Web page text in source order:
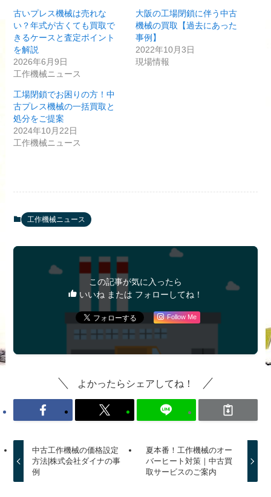
古いプレス機械は売れな
い？年式が古くても買取で
きるケースと査定ポイント
を解説
2026年6月9日
工作機械ニュース
大阪の工場閉鎖に伴う中古
機械の買取【過去にあった
事例】
2022年10月3日
現場情報
工場閉鎖でお困りの方！中
古プレス機械の一括買取と
処分をご提案
2024年10月22日
工作機械ニュース
工作機械ニュース
この記事が気に入ったら
いいね または フォローしてね！
Follow Me
よかったらシェアしてね！
中古工作機械の価格設定
方法|株式会社ダイナの事
例
夏本番！工作機械のオー
バーヒート対策｜中古買
取サービスのご案内